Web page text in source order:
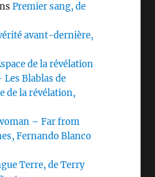
Premier sang, de
avant-dernière,
de la révélation
Les Blablas de
de la révélation,
– Far from
Fernando Blanco
Terre, de Terry